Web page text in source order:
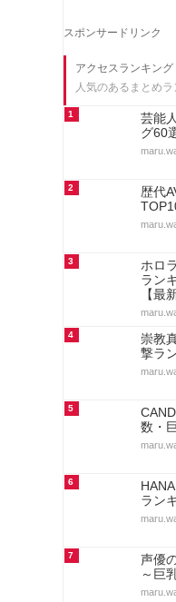
スポンサードリンク
アクセスランキング
人気のあるまとめ
1
芸能
グ60
2
歴代
3
ホロ
ラン
【最
4
崇教
撃ラ
5
数・
6
ラン
7
声優
～巨